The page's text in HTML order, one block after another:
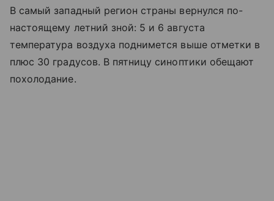
В самый западный регион страны вернулся по-
настоящему летний зной: 5 и 6 августа
температура воздуха поднимется выше отметки в
плюс 30 градусов. В пятницу синоптики обещают
похолодание.